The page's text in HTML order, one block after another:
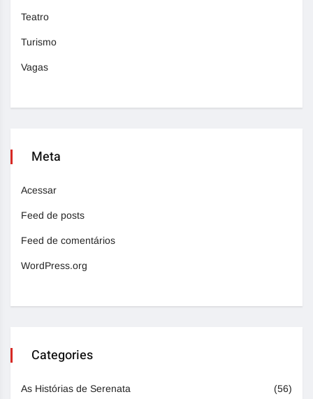
Teatro
Turismo
Vagas
Meta
Acessar
Feed de posts
Feed de comentários
WordPress.org
Categories
As Histórias de Serenata (56)